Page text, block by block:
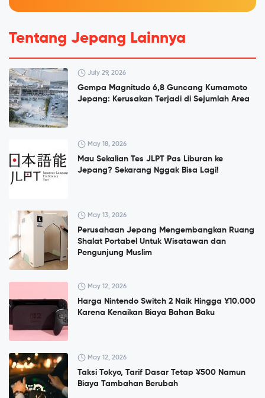
Tentang Jepang Lainnya
July 29, 2026
Gempa Magnitudo 6,8 Guncang Kumamoto
Jepang: Kerusakan Terjadi di Sejumlah Area
May 18, 2026
Mau Sekalian Tes JLPT Pas Liburan ke
Jepang? Sekarang Nggak Bisa Lagi!
May 13, 2026
Perusahaan Jepang Mengembangkan Ruang
Shalat Portabel Untuk Wisatawan dan
Pengunjung Muslim
May 12, 2026
Harga Nintendo Switch 2 Naik Hingga ¥10.000
Karena Kenaikan Biaya Bahan Baku
May 12, 2026
Taksi Tokyo, Tarif Dasar Tetap ¥500 Namun
Biaya Tambahan Berubah